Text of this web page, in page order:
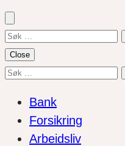
Søk
etter:
Close
Søk
Bank
Forsikring
Arbeidsliv